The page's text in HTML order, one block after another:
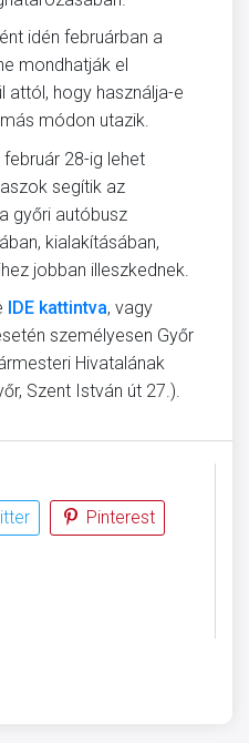
idén februárban a
mondhatják el
attól, hogy használja-e
módon utazik.
28-ig lehet
segítik az
győri autóbusz
kialakításában,
jobban illeszkednek.
IDE kattintva, vagy
személyesen Győr
Hivatalának
Szent István út 27.).
Pinterest